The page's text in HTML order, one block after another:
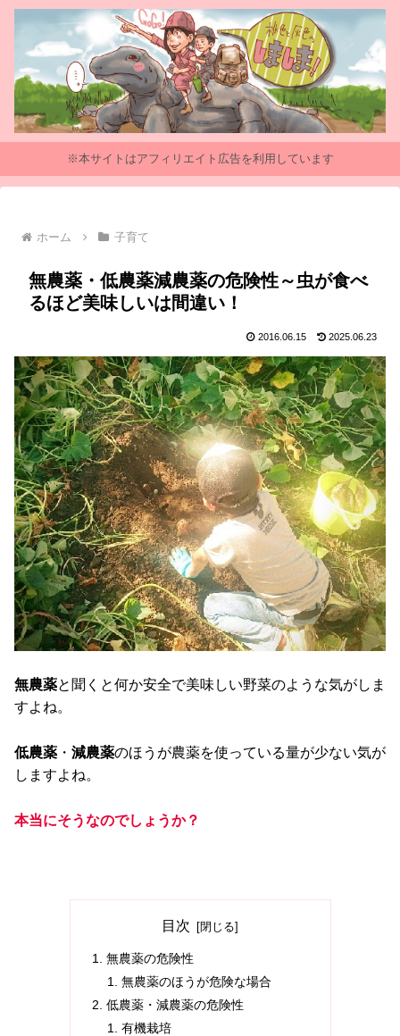
※本サイトはアフィリエイト広告を利用しています
ホーム 子育て
無農薬・低農薬減農薬の危険性～虫が食べ
るほど美味しいは間違い！
2016.06.15 2025.06.23
無農薬と聞くと何か安全で美味しい野菜のような気がしま
すよね。
低農薬 ・ 減農薬のほうが農薬を使っている量が少ない気が
しますよね。
本当にそうなのでしょうか？
目次
無農薬の危険性
無農薬のほうが危険な場合
低農薬・減農薬の危険性
有機栽培